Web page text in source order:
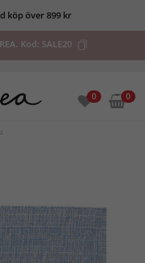
köp över 899 kr
Kod: SALE20
0 0